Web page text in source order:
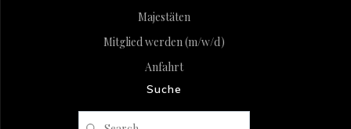
Majestäten
Mitglied werden (m/w/d)
Anfahrt
Suche